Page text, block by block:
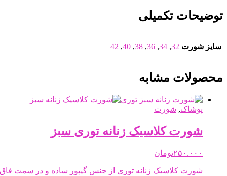
توضیحات تکمیلی
سایز شورت 32
,
34
,
36
,
38
,
40
,
42
محصولات مشابه
پوشاک, شورت
شورت کلاسیک زنانه توری سبز
۲۵۰.۰۰۰تومان
شورت کلاسیک زنانه توری از جنس گیپور ساده و در سمت